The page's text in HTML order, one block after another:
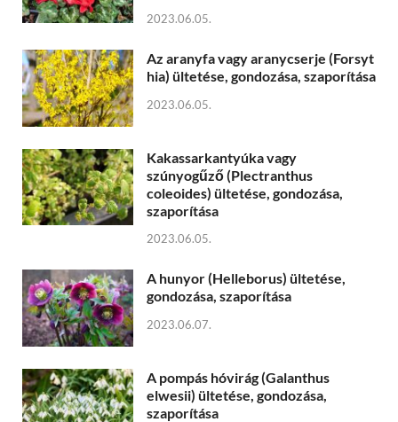
2023.06.05.
Az aranyfa vagy aranycserje (Forsyt
hia) ültetése, gondozása, szaporítása
2023.06.05.
Kakassarkantyúka vagy
szúnyogűző (Plectranthus
coleoides) ültetése, gondozása,
szaporítása
2023.06.05.
A hunyor (Helleborus) ültetése,
gondozása, szaporítása
2023.06.07.
A pompás hóvirág (Galanthus
elwesii) ültetése, gondozása,
szaporítása